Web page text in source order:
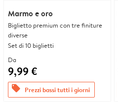
Marmo e oro
Biglietto premium con tre finiture
diverse
Set di 10 biglietti
Da
9,99 €
offers Prezzi bassi tutti i giorni